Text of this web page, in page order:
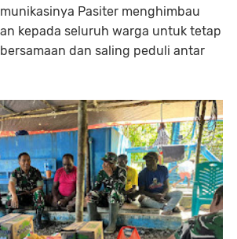
Pasiter menghimbau
kepada seluruh warga untuk tetap
dan saling peduli antar